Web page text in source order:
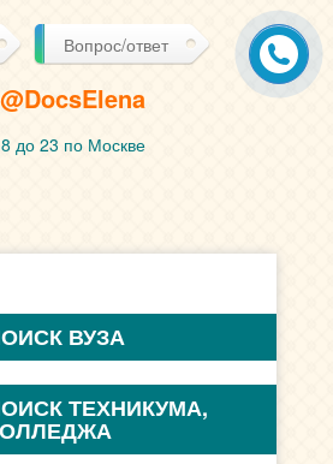
Вопрос/ответ
@DocsElena
до 23 по Москве
ВУЗА
ТЕХНИКУМА,